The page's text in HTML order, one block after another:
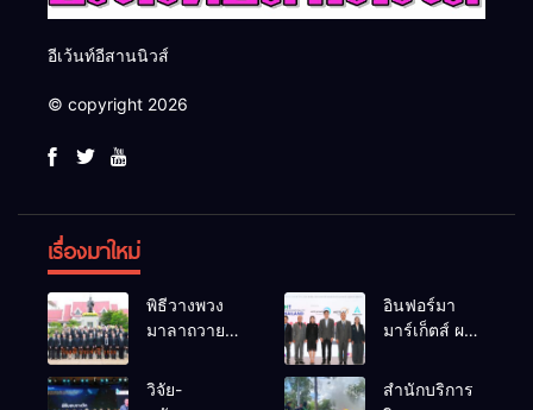
อีเว้นท์อีสานนิวส์
© copyright 2026
เรื่องมาใหม่
พิธีวางพวง
มาลาถวาย
เนื่องในวันรพี
ประจำปี
อินฟอร์มา
มาร์เก็ตส์ ผนึก
ธุรกิจท่อง
เที่ยว-บริการ
วิจัย-
สำนักบริการ